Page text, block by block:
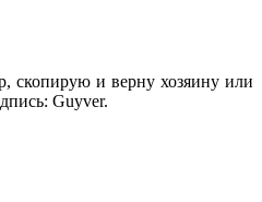
скопирую и верну хозяину или
Guyver.